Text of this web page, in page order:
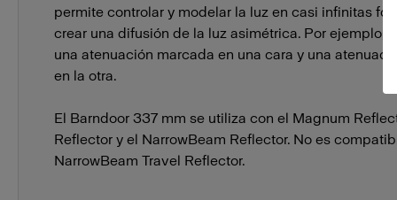
permite controlar y modelar la luz en casi infinitas
crear una difusión de la luz asimétrica. Por ejemplo,
una atenuación marcada en una cara y una
en la otra.
El Barndoor 337 mm se utiliza con el Magnum
Reflector y el NarrowBeam Reflector. No es
NarrowBeam Travel Reflector.